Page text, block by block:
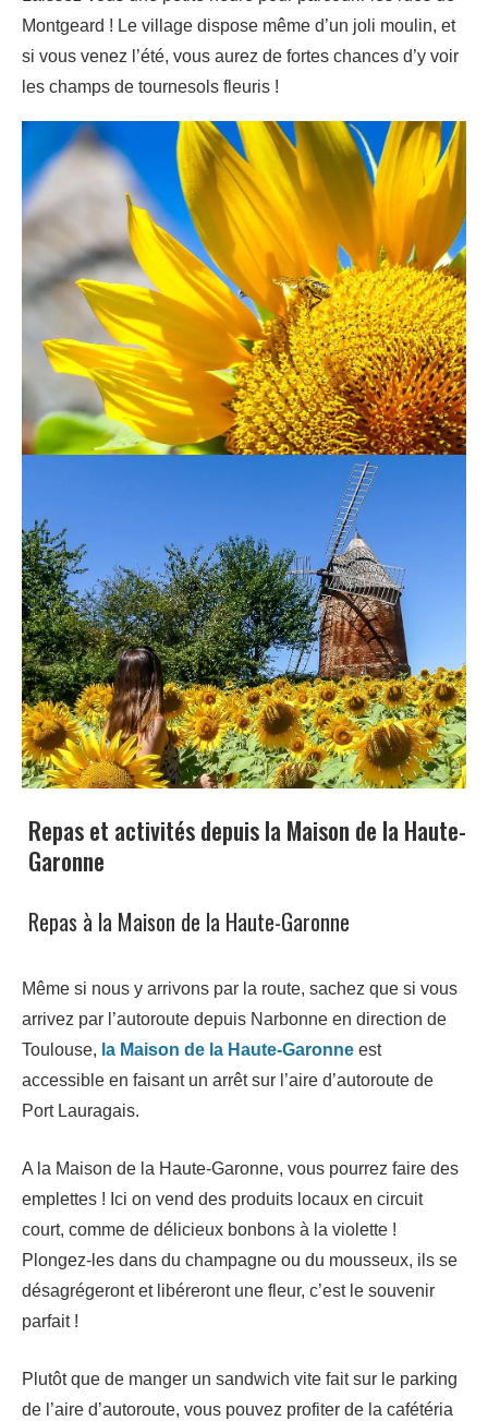
Montgeard ! Le village dispose même d’un joli moulin, et
si vous venez l’été, vous aurez de fortes chances d’y voir
les champs de tournesols fleuris !
Repas et activités depuis la Maison de la Haute-
Garonne
Repas à la Maison de la Haute-Garonne
Même si nous y arrivons par la route, sachez que si vous
arrivez par l’autoroute depuis Narbonne en direction de
Toulouse, la Maison de la Haute-Garonne est
accessible en faisant un arrêt sur l’aire d’autoroute de
Port Lauragais.
A la Maison de la Haute-Garonne, vous pourrez faire des
emplettes ! Ici on vend des produits locaux en circuit
court, comme de délicieux bonbons à la violette !
Plongez-les dans du champagne ou du mousseux, ils se
désagrégeront et libéreront une fleur, c’est le souvenir
parfait !
Plutôt que de manger un sandwich vite fait sur le parking
de l’aire d’autoroute, vous pouvez profiter de la cafétéria